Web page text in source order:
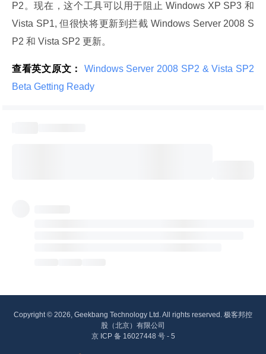
P2。现在，这个工具可以用于阻止 Windows XP SP3 和
Vista SP1, 但很快将更新到拦截 Windows Server 2008 S
P2 和 Vista SP2 更新。
查看英文原文：
Windows Server 2008 SP2 & Vista SP2
Beta Getting Ready
Copyright © 2026, Geekbang Technology Ltd. All rights reserved. 极客邦控
股（北京）有限公司
京 ICP 备 16027448 号 - 5